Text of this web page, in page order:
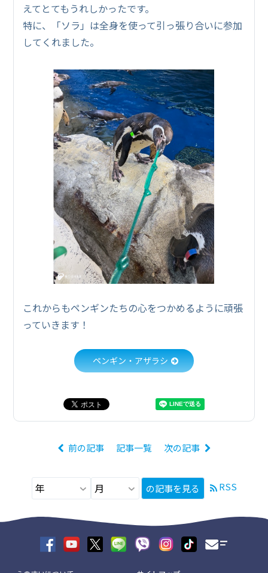
えてとてもうれしかったです。
特に、「ソラ」は全身を使って引っ張り合いに参加
してくれました。
これからもペンギンたちの心をつかめるように頑張
っていきます！
ペンギン・アザラシ
前の記事 記事一覧 次の記事
の記事を見る RSS